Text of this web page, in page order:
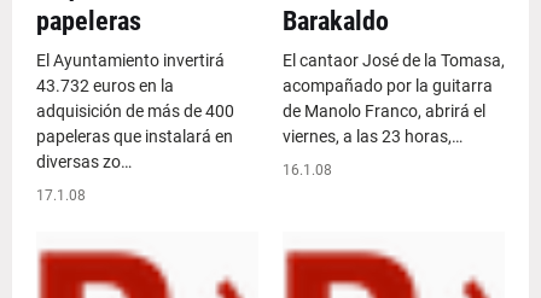
papeleras
El Ayuntamiento invertirá
43.732 euros en la
adquisición de más de 400
papeleras que instalará en
diversas zo…
17.1.08
Barakaldo
El cantaor José de la Tomasa,
acompañado por la guitarra
de Manolo Franco, abrirá el
viernes, a las 23 horas,…
16.1.08